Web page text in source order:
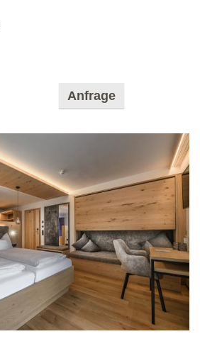
Anfrage